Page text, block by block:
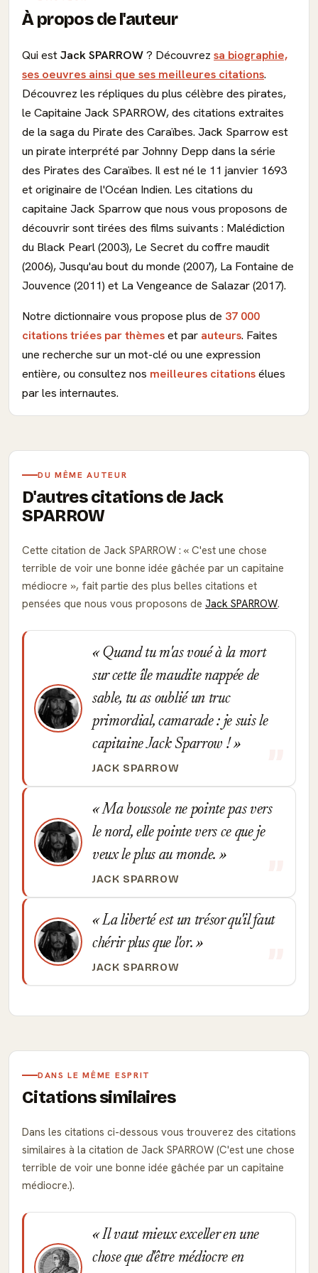
À propos de l'auteur
Qui estJack SPARROW? Découvrez sa biographie,
ses oeuvres ainsi que ses meilleures citations.
Découvrez les répliques du plus célèbre des pirates,
le Capitaine Jack SPARROW, des citations extraites
de la saga du Pirate des Caraïbes. Jack Sparrow est
un pirate interprété par Johnny Depp dans la série
des Pirates des Caraïbes. Il est né le 11 janvier 1693
et originaire de l'Océan Indien. Les citations du
capitaine Jack Sparrow que nous vous proposons de
découvrir sont tirées des films suivants : Malédiction
du Black Pearl (2003), Le Secret du coffre maudit
(2006), Jusqu'au bout du monde (2007), La Fontaine de
Jouvence (2011) et La Vengeance de Salazar (2017).
Notre dictionnaire vous propose plus de 37 000
citations triées par thèmeset par auteurs. Faites
une recherche sur un mot-clé ou une expression
entière, ou consultez nos meilleures citationsélues
par les internautes.
DU MÊME AUTEUR
D'autres citations de Jack
SPARROW
Cette citation de Jack SPARROW :
C'est une chose
terrible de voir une bonne idée gâchée par un capitaine
médiocre
, fait partie des plus belles citations et
pensées que nous vous proposons de Jack SPARROW.
Quand tu m'as voué à la mort
sur cette île maudite nappée de
sable, tu as oublié un truc
primordial, camarade : je suis le
capitaine Jack Sparrow !
JACK SPARROW
Ma boussole ne pointe pas vers
le nord, elle pointe vers ce que je
veux le plus au monde.
JACK SPARROW
La liberté est un trésor qu'il faut
chérir plus que l'or.
JACK SPARROW
DANS LE MÊME ESPRIT
Citations similaires
Dans les citations ci-dessous vous trouverez des citations
similaires à la citation de Jack SPARROW (C'est une chose
terrible de voir une bonne idée gâchée par un capitaine
médiocre.).
Il vaut mieux exceller en une
chose que d'être médiocre en